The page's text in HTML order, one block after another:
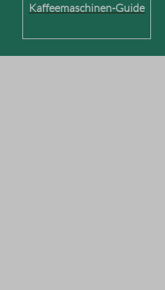
Kaffeemaschinen-Guide